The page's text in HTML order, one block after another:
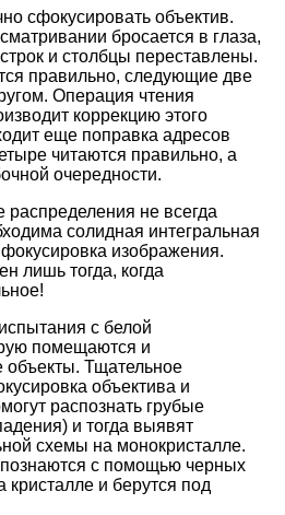
сфокусировать объектив.
бросается в глаза,
и столбцы переставлены.
правильно, следующие две
Операция чтения
коррекцию этого
еще поправка адресов
читаются правильно, а
очередности.
распределения не всегда
солидная интегральная
изображения.
лишь тогда, когда
с белой
помещаются и
Тщательное
объектива и
распознать грубые
и тогда выявят
схемы на монокристалле.
с помощью черных
кристалле и берутся под